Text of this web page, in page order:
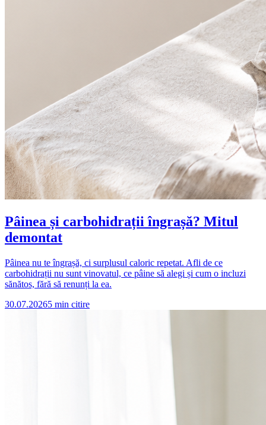
Pâinea și carbohidrații îngrașă? Mitul
demontat
Pâinea nu te îngrașă, ci surplusul caloric repetat. Afli de ce
carbohidrații nu sunt vinovatul, ce pâine să alegi și cum o incluzi
sănătos, fără să renunți la ea.
30.07.20265 min citire